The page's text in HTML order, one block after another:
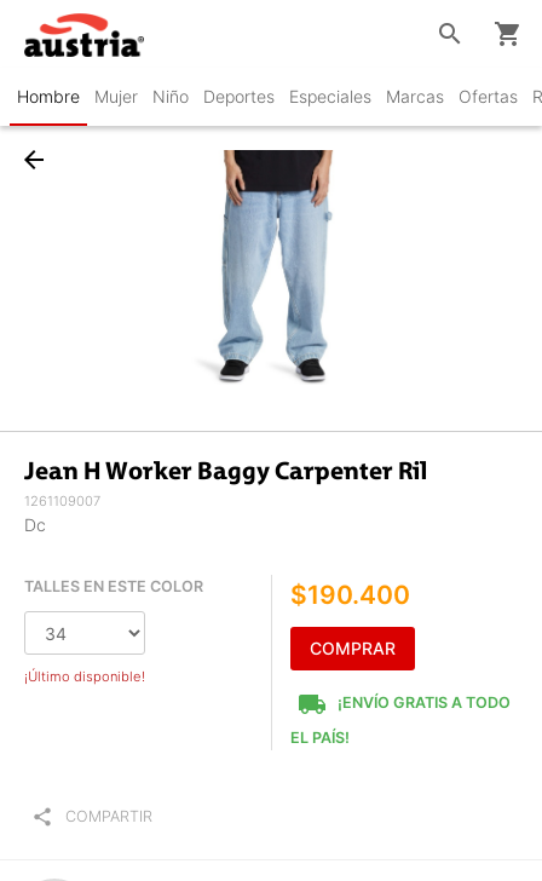
Hombre Mujer Niño Deportes Especiales Marcas Ofertas
search shopping_cart
arrow_back
Jean H Worker Baggy Carpenter Ril
1261109007
Dc
TALLES EN ESTE COLOR
¡Último disponible!
$190.400
COMPRAR
local_shipping
¡ENVÍO GRATIS A TODO
EL PAÍS!
share COMPARTIR